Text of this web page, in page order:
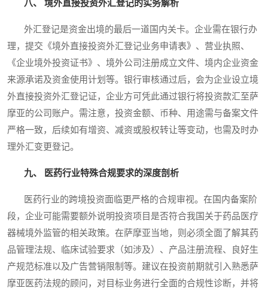
八、 境外直接投资外汇登记的实务解析
外汇登记是资金出境的最后一道国内关卡。企业需在银行办
理，提交《境外直接投资外汇登记业务申请表》、营业执照、
《企业境外投资证书》、境外公司注册成立文件、境内企业资金
来源承诺及资金使用计划等。银行审核通过后，会为企业设立境
外直接投资外汇登记证，企业方可凭此通过银行将投资款汇至萨
摩亚的公司账户。需注意，投资金额、币种、用途需与备案文件
严格一致，后续如有增资、减资或股权转让等变动，也需及时办
理外汇变更登记。
九、 医药行业特殊合规要求的深度剖析
医药行业的跨境投资面临更严格的合规审视。在国内备案阶
段，企业可能需要额外说明投资项目是否符合我国关于药品医疗
器械境外监管的相关政策。在萨摩亚当地，则必须全面了解其药
品管理法规、临床试验要求（如涉及）、产品注册流程、良好生
产规范标准以及广告营销限制等。建议在投资前期就引入熟悉萨
摩亚医药法规的顾问，对目标业务进行全面的合规性诊断，并将